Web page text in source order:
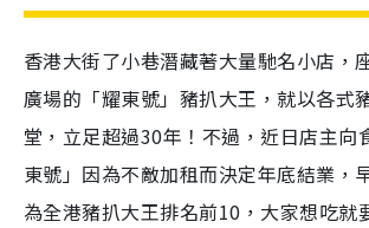
香港大街了小巷潛藏著大量馳名小店，
廣場的「耀東號」豬扒大王，就以各式
堂，立足超過30年！不過，近日店主向
東號」因為不敵加租而決定年底結業，
為全港豬扒大王排名前10，大家想吃就